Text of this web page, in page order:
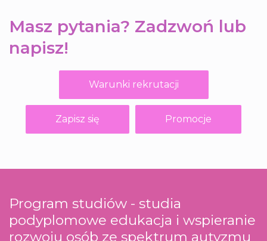
Masz pytania? Zadzwoń lub
napisz!
Warunki rekrutacji
Zapisz się Promocje
Program studiów - studia
podyplomowe edukacja i wspieranie
rozwoju osób ze spektrum autyzmu